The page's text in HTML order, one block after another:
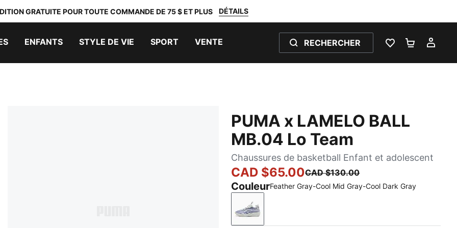
GRATUITE POUR TOUTE COMMANDE DE 75 $ ET PLUS DÉTAILS
ENFANTS STYLE DE VIE SPORT VENTE RECHERCHER
LISTE DEPANIER 0
PUMA x LAMELO BALL
MB.04 Lo Team
Chaussures de basketball Enfant et adolescent
CAD $65.00CAD $130.00
CouleurFeather Gray-Cool Mid Gray-Cool Dark Gray
Feather Gray-Cool Mid Gray-Cool Dark Gray